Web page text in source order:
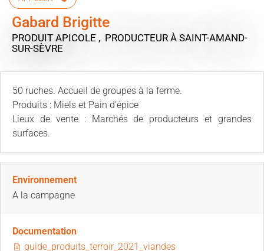
Gabard Brigitte
PRODUIT APICOLE , PRODUCTEUR À SAINT-AMAND-
SUR-SÈVRE
50 ruches. Accueil de groupes à la ferme.
Produits : Miels et Pain d'épice
Lieux de vente : Marchés de producteurs et grandes
surfaces.
Environnement
A la campagne
Documentation
guide_produits_terroir_2021_viandes